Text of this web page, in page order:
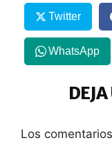
Twitter
WhatsApp
Los